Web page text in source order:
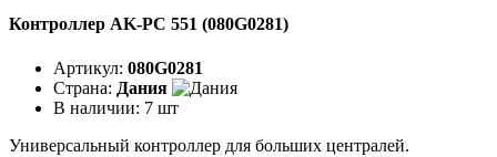
Контроллер AK-PC 551 (080G0281)
Артикул: 080G0281
Страна: Дания
В наличии: 7 шт
Универсальный контроллер для больших централей.